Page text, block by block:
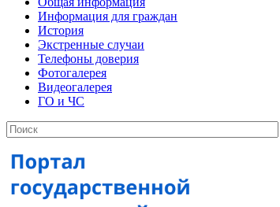
Информация для граждан
История
Экстренные случаи
Телефоны доверия
Фотогалерея
Видеогалерея
ГО и ЧС